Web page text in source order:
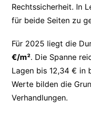
Rechtssicherheit. In
für beide Seiten zu
Für 2025 liegt die
€/m². Die Spanne
Lagen bis 12,34 € in
Werte bilden die
Verhandlungen.